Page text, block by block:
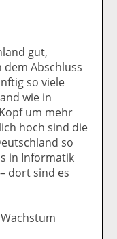
gut,
Abschluss
so viele
wie in
um mehr
hoch sind die
so
in Informatik
dort sind es